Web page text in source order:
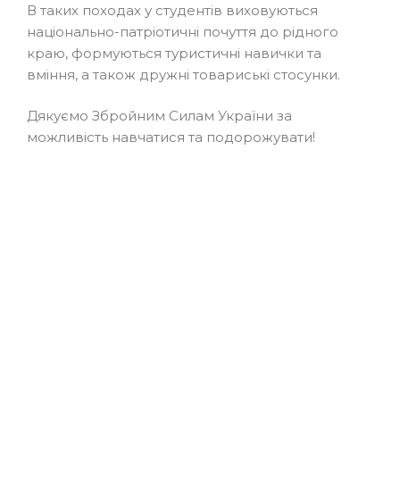
В таких походах у студентів виховуються
національно-патріотичні почуття до рідного
краю, формуються туристичні навички та
вміння, а також дружні товариські стосунки.
Дякуємо Збройним Силам України за
можливість навчатися та подорожувати!